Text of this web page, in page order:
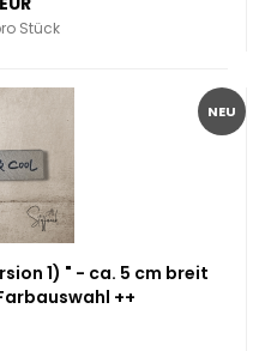
Stück
NEU
1) " - ca. 5 cm breit
++